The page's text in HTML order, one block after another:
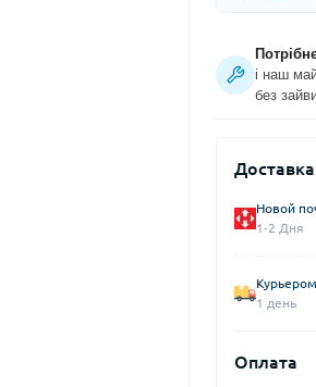
і наш
без
Доставка
Новой
1-2 Дня
1 день
Оплата